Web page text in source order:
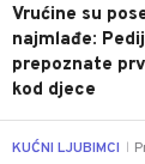
Vrućine su
najmlađe:
prepoznate
kod djece
KUĆNI LJUBIMCI